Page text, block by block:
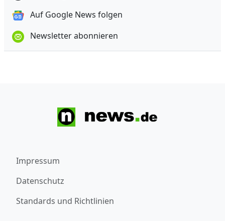
Auf Google News folgen
Newsletter abonnieren
Impressum
Datenschutz
Standards und Richtlinien